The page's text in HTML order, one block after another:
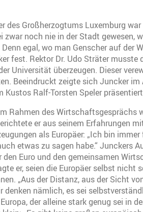
des Großherzogtums Luxemburg
zwar noch nie in der Stadt gewesen,
egal, wo man Genscher auf der
fest. Rektor Dr. Udo Sträter
Universität überzeugen. Dieser
Beeindruckt zeigte sich Juncker
Kustos Ralf-Torsten Speler
Rahmen des Wirtschaftsgesprächs
er aus seinem Erfahrungen
als Europäer: „Ich bin
etwas zu sagen habe.“ Junckers
den Euro und den gemeinsamen
er, seien die Europäer selbst nicht
„Aus der Distanz, aus der Sicht
denken nämlich, es sei
der alleine stark genug sei in